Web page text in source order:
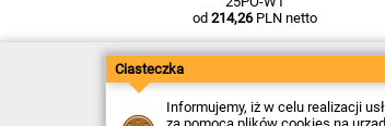
od 214,26PLN netto
Kontakt
Dostawa
Zwroty
Ciasteczka
Informujemy, iż w celu realizacji